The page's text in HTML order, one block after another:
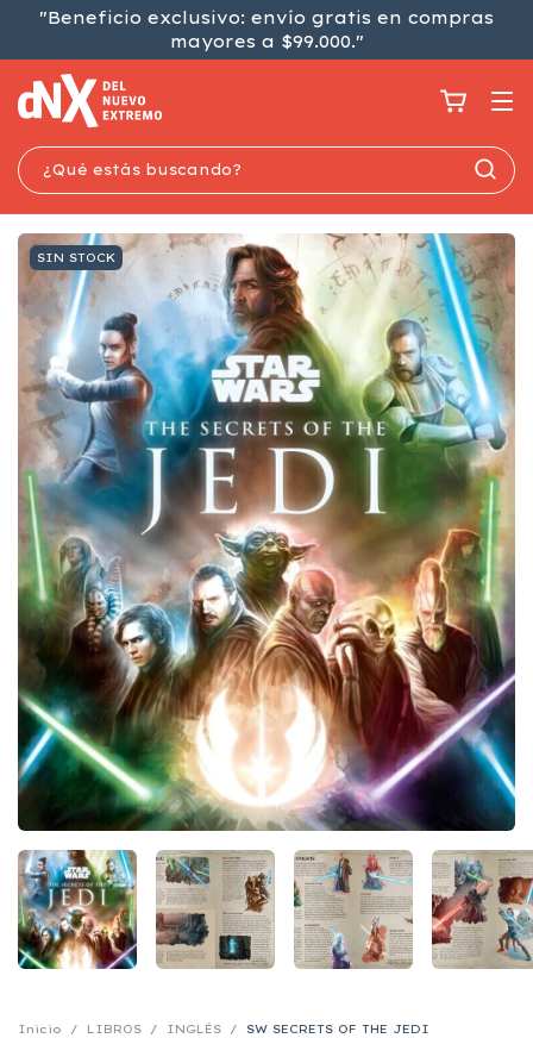
"Beneficio exclusivo: envío gratis en compras
mayores a $99.000."
SIN STOCK
Inicio / LIBROS / INGLÉS / SW SECRETS OF THE JEDI